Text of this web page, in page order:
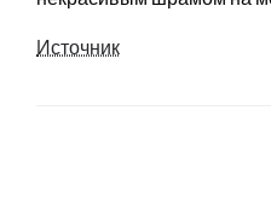
Источник